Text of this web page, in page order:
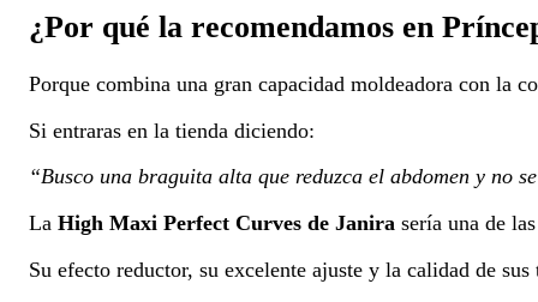
¿Por qué la recomendamos en
Porque combina una gran capacidad moldeadora con la
Si entraras en la tienda diciendo:
“Busco una braguita alta que reduzca el abdomen y no
La High Maxi Perfect Curves de Janira sería una de
Su efecto reductor, su excelente ajuste y la calidad de